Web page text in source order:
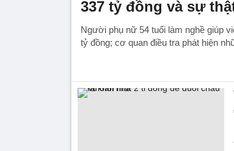
337 tỷ đồng và sự
Người phụ nữ 54 tuổi làm nghề giúp
tỷ đồng; cơ quan điều tra phát hiện